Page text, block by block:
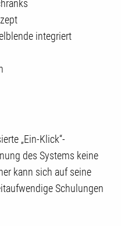
integriert
„Ein-Klick“-
des Systems keine
kann sich auf seine
Schulungen